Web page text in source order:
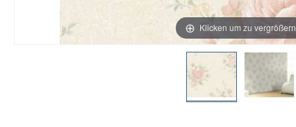
Klicken um zu vergrößern